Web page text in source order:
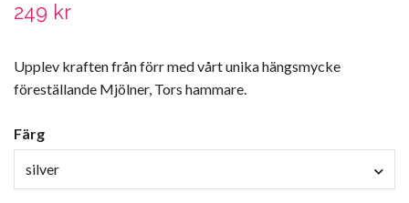
249 kr
Upplev kraften från förr med vårt unika hängsmycke
föreställande Mjölner, Tors hammare.
Färg
silver